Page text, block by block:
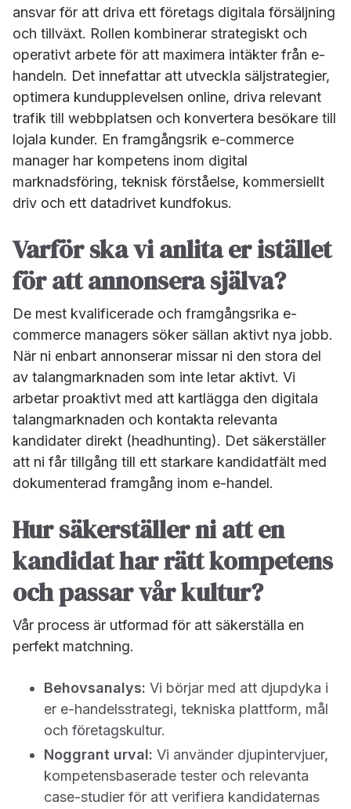
ansvar för att driva ett företags digitala försäljning
och tillväxt. Rollen kombinerar strategiskt och
operativt arbete för att maximera intäkter från e-
handeln. Det innefattar att utveckla säljstrategier,
optimera kundupplevelsen online, driva relevant
trafik till webbplatsen och konvertera besökare till
lojala kunder. En framgångsrik e-commerce
manager har kompetens inom digital
marknadsföring, teknisk förståelse, kommersiellt
driv och ett datadrivet kundfokus.
Varför ska vi anlita er istället
för attannonsera själva?
De mest kvalificerade och framgångsrika e-
commerce managers söker sällan aktivt nya jobb.
När ni enbart annonserar missar ni den stora del
av talangmarknaden som inte letar aktivt. Vi
arbetar proaktivt med att kartlägga den digitala
talangmarknaden och kontakta relevanta
kandidater direkt (headhunting). Det säkerställer
att ni får tillgång till ett starkare kandidatfält med
dokumenterad framgång inom e-handel.
Hur säkerställer ni att en
kandidat har rätt kompetens
och passar vår kultur?
Vår process är utformad för att säkerställa en
perfekt matchning.
Behovsanalys: Vi börjar med att djupdyka i
er e-handelsstrategi, tekniska plattform, mål
och företagskultur.
Noggrant urval: Vi använder djupintervjuer,
kompetensbaserade tester och relevanta
case-studier för att verifiera kandidaternas